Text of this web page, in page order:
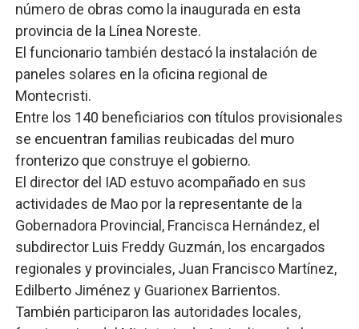
número de obras como la inaugurada en esta
provincia de la Línea Noreste.
El funcionario también destacó la instalación de
paneles solares en la oficina regional de
Montecristi.
Entre los 140 beneficiarios con títulos provisionales
se encuentran familias reubicadas del muro
fronterizo que construye el gobierno.
El director del IAD estuvo acompañado en sus
actividades de Mao por la representante de la
Gobernadora Provincial, Francisca Hernández, el
subdirector Luis Freddy Guzmán, los encargados
regionales y provinciales, Juan Francisco Martínez,
Edilberto Jiménez y Guarionex Barrientos.
También participaron las autoridades locales,